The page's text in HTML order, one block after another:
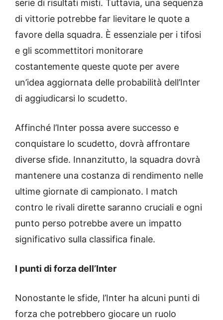
serie di risultati misti. Tuttavia, una sequenza
di vittorie potrebbe far lievitare le quote a
favore della squadra. È essenziale per i tifosi
e gli scommettitori monitorare
costantemente queste quote per avere
un’idea aggiornata delle probabilità dell’Inter
di aggiudicarsi lo scudetto.
Affinché l’Inter possa avere successo e
conquistare lo scudetto, dovrà affrontare
diverse sfide. Innanzitutto, la squadra dovrà
mantenere una costanza di rendimento nelle
ultime giornate di campionato. I match
contro le rivali dirette saranno cruciali e ogni
punto perso potrebbe avere un impatto
significativo sulla classifica finale.
I punti di forza dell’Inter
Nonostante le sfide, l’Inter ha alcuni punti di
forza che potrebbero giocare un ruolo